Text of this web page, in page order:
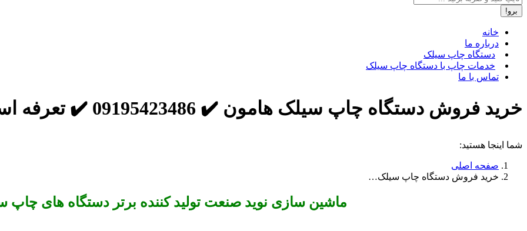
خانه
درباره ما
دستگاه چاپ سیلک
خدمات چاپ با دستگاه چاپ سیلک
تماس با ما
خرید فروش دستگاه چاپ سیلک هامون ✔️ 09195423486 ✔️ تعرفه استاندارد
شما اینجا هستید:
صفحه اصلی
خرید فروش دستگاه چاپ سیلک…
ماشین سازی نوید صنعت تولید کننده برتر دستگاه های چاپ